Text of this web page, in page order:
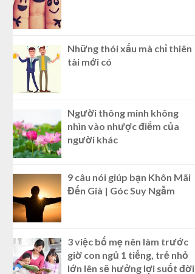
Những thói xấu mà chỉ thiên
tài mới có
Người thông minh không
nhìn vào nhược điểm của
người khác
9 câu nói giúp bạn Khôn Mãi
Đến Già | Góc Suy Ngẫm
3 việc bố mẹ nên làm trước
giờ con ngủ 1 tiếng, trẻ nhỏ
lớn lên sẽ hưởng lợi suốt đời